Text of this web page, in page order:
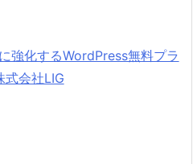
強化するWordPress無料プラ
式会社LIG